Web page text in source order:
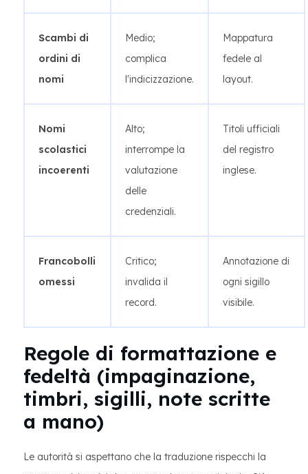
Scambi di
ordini di
nomi
Medio;
complica
l'indicizzazione.
Mappatura
fedele al
layout.
Nomi
scolastici
incoerenti
Alto;
interrompe la
valutazione
delle
credenziali.
Titoli ufficiali
del registro
inglese.
Francobolli
omessi
Critico;
invalida il
record.
Annotazione di
ogni sigillo
visibile.
Regole di formattazione e
fedeltà (impaginazione,
timbri, sigilli, note scritte
a mano)
Le autorità si aspettano che la traduzione rispecchi la